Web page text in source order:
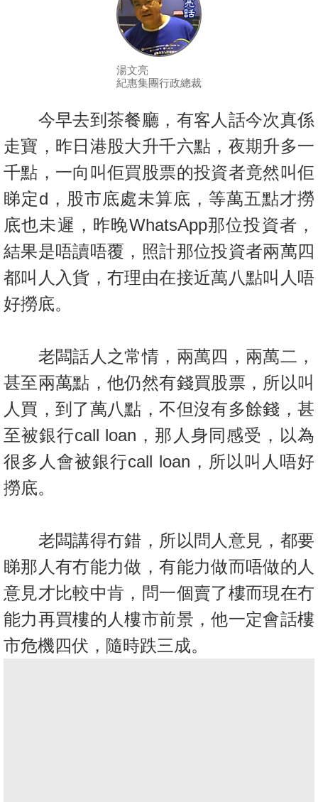
新
聞
據
公
佈
置
業
手
於
我
湯文亮
紀惠集團行政總裁
今早去到茶餐廳，有客人話今次真係
走寶，昨日港股大升千六點，夜期升多一
千點，一向叫佢買股票的投資者竟然叫佢
睇定d，股市底處未算底，等萬五點才撈
底也未遲，昨晚WhatsApp那位投資者，
結果是唔讀唔覆，照計那位投資者兩萬四
都叫人入貨，冇理由在接近萬八點叫人唔
好撈底。
老闆話人之常情，兩萬四，兩萬二，
甚至兩萬點，他仍然有錢買股票，所以叫
人買，到了萬八點，不但沒有多餘錢，甚
至被銀行call loan，那人身同感受，以為
很多人會被銀行call loan，所以叫人唔好
撈底。
老闆講得冇錯，所以問人意見，都要
睇那人有冇能力做，有能力做而唔做的人
意見才比較中肯，問一個賣了樓而現在冇
能力再買樓的人樓市前景，他一定會話樓
市危機四伏，隨時跌三成。